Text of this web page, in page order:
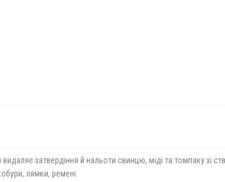
затвердіння й нальоти свинцю, міді та томпаку зі
лямки, ремені.